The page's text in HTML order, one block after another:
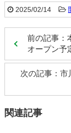
2025/02/14
前の記事：
オープン予
次の記事：市
関連記事